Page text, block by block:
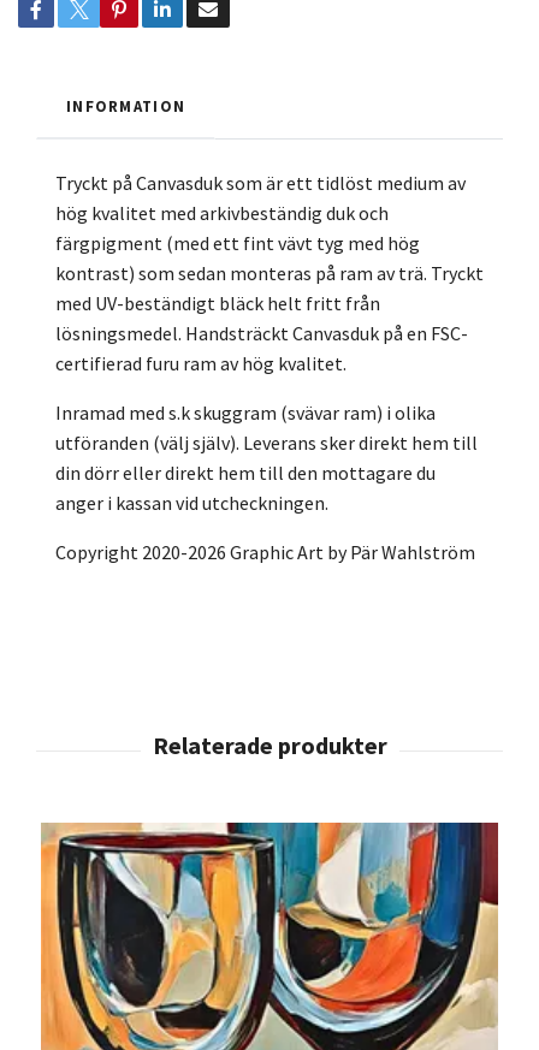
INFORMATION
Tryckt på Canvasduk som är ett tidlöst medium av
hög kvalitet med arkivbeständig duk och
färgpigment (med ett fint vävt tyg med hög
kontrast) som sedan monteras på ram av trä. Tryckt
med UV-beständigt bläck helt fritt från
lösningsmedel. Handsträckt Canvasduk på en FSC-
certifierad furu ram av hög kvalitet.
Inramad med s.k skuggram (svävar ram) i olika
utföranden (välj själv). Leverans sker direkt hem till
din dörr eller direkt hem till den mottagare du
anger i kassan vid utcheckningen.
Copyright 2020-2026 Graphic Art by Pär Wahlström